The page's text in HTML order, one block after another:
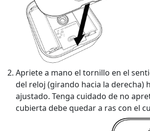
Apriete a mano el tornillo en el
del reloj (girando hacia la derecha)
ajustado. Tenga cuidado de no
cubierta debe quedar a ras con el